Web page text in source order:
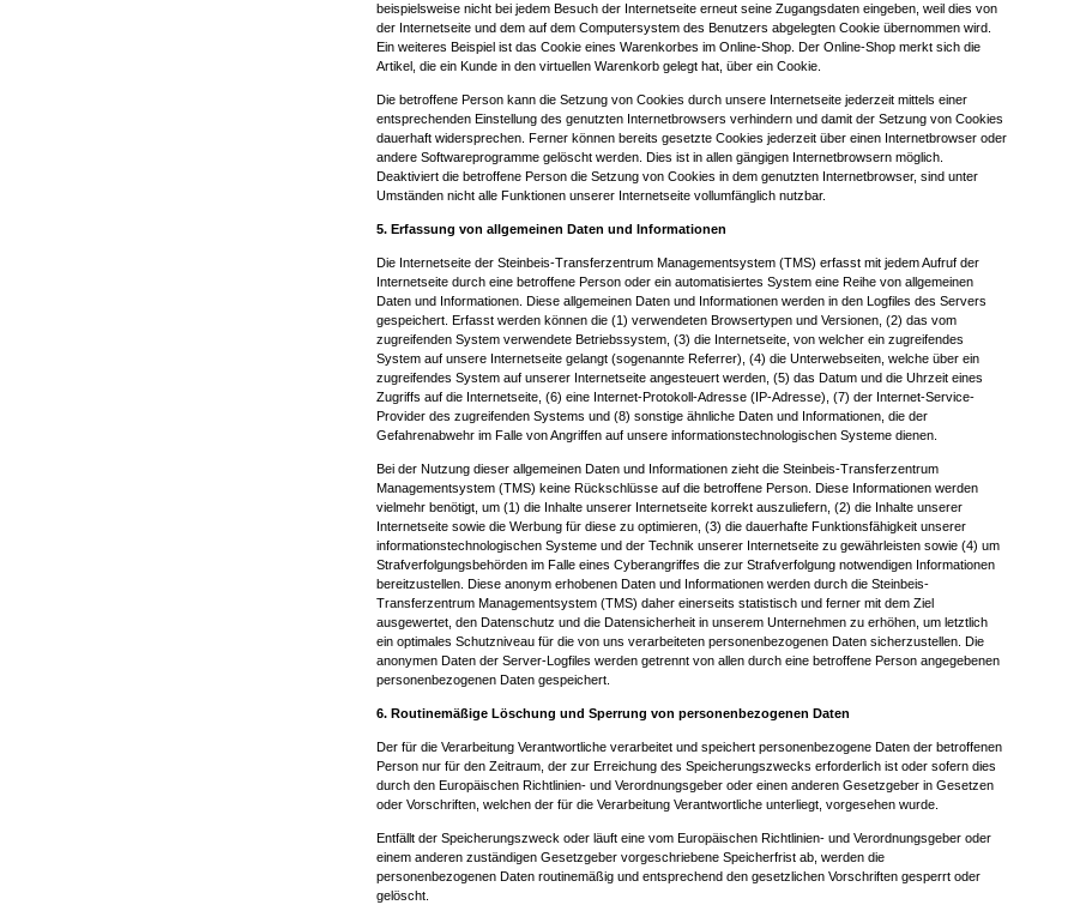
beispielsweise nicht bei jedem Besuch der Internetseite erneut seine Zugangsdaten eingeben, weil dies von
der Internetseite und dem auf dem Computersystem des Benutzers abgelegten Cookie übernommen wird.
Ein weiteres Beispiel ist das Cookie eines Warenkorbes im Online-Shop. Der Online-Shop merkt sich die
Artikel, die ein Kunde in den virtuellen Warenkorb gelegt hat, über ein Cookie.
Die betroffene Person kann die Setzung von Cookies durch unsere Internetseite jederzeit mittels einer
entsprechenden Einstellung des genutzten Internetbrowsers verhindern und damit der Setzung von Cookies
dauerhaft widersprechen. Ferner können bereits gesetzte Cookies jederzeit über einen Internetbrowser oder
andere Softwareprogramme gelöscht werden. Dies ist in allen gängigen Internetbrowsern möglich.
Deaktiviert die betroffene Person die Setzung von Cookies in dem genutzten Internetbrowser, sind unter
Umständen nicht alle Funktionen unserer Internetseite vollumfänglich nutzbar.
5. Erfassung von allgemeinen Daten und Informationen
Die Internetseite der Steinbeis-Transferzentrum Managementsystem (TMS) erfasst mit jedem Aufruf der
Internetseite durch eine betroffene Person oder ein automatisiertes System eine Reihe von allgemeinen
Daten und Informationen. Diese allgemeinen Daten und Informationen werden in den Logfiles des Servers
gespeichert. Erfasst werden können die (1) verwendeten Browsertypen und Versionen, (2) das vom
zugreifenden System verwendete Betriebssystem, (3) die Internetseite, von welcher ein zugreifendes
System auf unsere Internetseite gelangt (sogenannte Referrer), (4) die Unterwebseiten, welche über ein
zugreifendes System auf unserer Internetseite angesteuert werden, (5) das Datum und die Uhrzeit eines
Zugriffs auf die Internetseite, (6) eine Internet-Protokoll-Adresse (IP-Adresse), (7) der Internet-Service-
Provider des zugreifenden Systems und (8) sonstige ähnliche Daten und Informationen, die der
Gefahrenabwehr im Falle von Angriffen auf unsere informationstechnologischen Systeme dienen.
Bei der Nutzung dieser allgemeinen Daten und Informationen zieht die Steinbeis-Transferzentrum
Managementsystem (TMS) keine Rückschlüsse auf die betroffene Person. Diese Informationen werden
vielmehr benötigt, um (1) die Inhalte unserer Internetseite korrekt auszuliefern, (2) die Inhalte unserer
Internetseite sowie die Werbung für diese zu optimieren, (3) die dauerhafte Funktionsfähigkeit unserer
informationstechnologischen Systeme und der Technik unserer Internetseite zu gewährleisten sowie (4) um
Strafverfolgungsbehörden im Falle eines Cyberangriffes die zur Strafverfolgung notwendigen Informationen
bereitzustellen. Diese anonym erhobenen Daten und Informationen werden durch die Steinbeis-
Transferzentrum Managementsystem (TMS) daher einerseits statistisch und ferner mit dem Ziel
ausgewertet, den Datenschutz und die Datensicherheit in unserem Unternehmen zu erhöhen, um letztlich
ein optimales Schutzniveau für die von uns verarbeiteten personenbezogenen Daten sicherzustellen. Die
anonymen Daten der Server-Logfiles werden getrennt von allen durch eine betroffene Person angegebenen
personenbezogenen Daten gespeichert.
6. Routinemäßige Löschung und Sperrung von personenbezogenen Daten
Der für die Verarbeitung Verantwortliche verarbeitet und speichert personenbezogene Daten der betroffenen
Person nur für den Zeitraum, der zur Erreichung des Speicherungszwecks erforderlich ist oder sofern dies
durch den Europäischen Richtlinien- und Verordnungsgeber oder einen anderen Gesetzgeber in Gesetzen
oder Vorschriften, welchen der für die Verarbeitung Verantwortliche unterliegt, vorgesehen wurde.
Entfällt der Speicherungszweck oder läuft eine vom Europäischen Richtlinien- und Verordnungsgeber oder
einem anderen zuständigen Gesetzgeber vorgeschriebene Speicherfrist ab, werden die
personenbezogenen Daten routinemäßig und entsprechend den gesetzlichen Vorschriften gesperrt oder
gelöscht.